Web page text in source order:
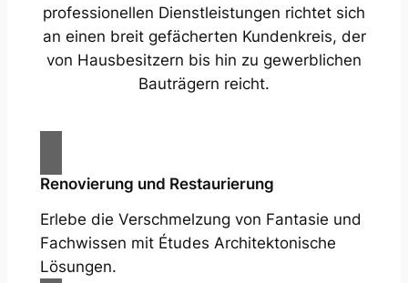
professionellen Dienstleistungen richtet sich
an einen breit gefächerten Kundenkreis, der
von Hausbesitzern bis hin zu gewerblichen
Bauträgern reicht.
Renovierung und Restaurierung
Erlebe die Verschmelzung von Fantasie und
Fachwissen mit Études Architektonische
Lösungen.